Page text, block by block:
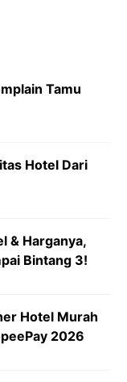
Tamu
Hotel Dari
& Harganya,
Bintang 3!
Hotel Murah
2026